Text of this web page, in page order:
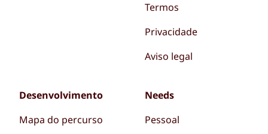
Termos
Privacidade
Aviso legal
Desenvolvimento
Mapa do percurso
Needs
Pessoal